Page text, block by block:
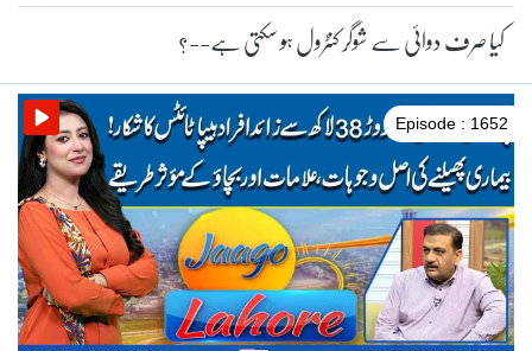
کیا صرف دوائی سے شوگر کنٹرول ہو سکتی ہے--؟
Episode : 1652